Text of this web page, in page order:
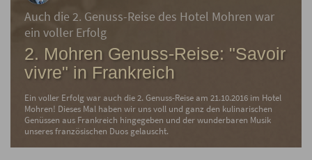
Auch die 2. Genuss-Reise des Hotel Mohren war
ein voller Erfolg
2. Mohren Genuss-Reise: "Savoir
vivre" in Frankreich
Ein voller Erfolg war auch die 2. Genuss-Reise am 21.10.2016 im Hotel
Mohren! Dieses Mal haben wir uns voll und ganz den kulinarischen
Genüssen aus Frankreich hingegeben und der wunderbaren Musik
unseres französischen Duos gelauscht.